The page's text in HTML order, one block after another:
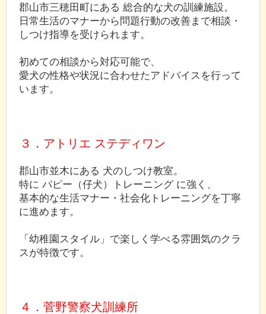
郡山市三穂田町にある 総合的な犬の訓練施設。
日常生活のマナーから問題行動の改善まで相談・
しつけ指導を受けられます。
初めての相談から対応可能で、
愛犬の性格や状況に合わせたアドバイスを行って
います。
３．アトリエ ステディワン
郡山市並木にある 犬のしつけ教室。
特に パピー（仔犬）トレーニング に強く、
基本的な生活マナー・社会化トレーニングを丁寧
に進めます。
「幼稚園スタイル」で楽しく学べる雰囲気のクラ
スが特徴です。
４．菅野警察犬訓練所